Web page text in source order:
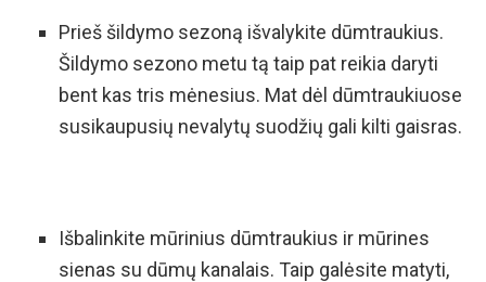
Prieš šildymo sezoną išvalykite dūmtraukius.
Šildymo sezono metu tą taip pat reikia daryti
bent kas tris mėnesius. Mat dėl dūmtraukiuose
susikaupusių nevalytų suodžių gali kilti gaisras.
Išbalinkite mūrinius dūmtraukius ir mūrines
sienas su dūmų kanalais. Taip galėsite matyti,